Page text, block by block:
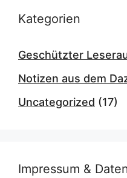
Kategorien
Geschützter
Notizen aus dem
Uncategorized (17)
Impressum &